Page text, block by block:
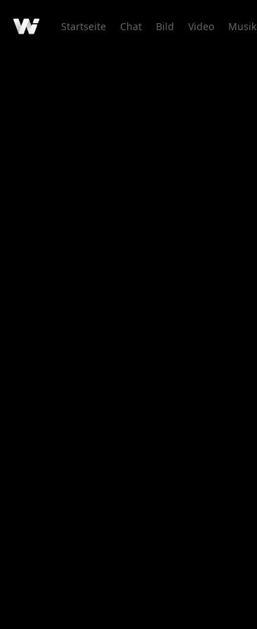
Startseite Chat Bild Video Musik